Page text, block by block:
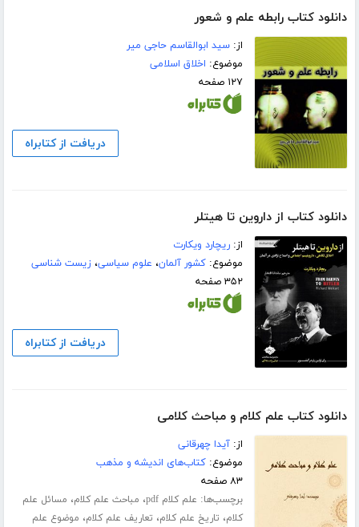
دانلود کتاب رابطه علم و شعور
از:سید ابوالقاسم حاجی میر
موضوع: اخلاق اسلامی
۱۲۷ صفحه
دریافت از کتابراه
دانلود کتاب از داروین تا هیتلر
از:ریچارد ویکارت
موضوع:کشور آلمان، علوم سیاسی،زیست شناسی
۳۵۲ صفحه
دریافت از کتابراه
دانلود کتاب علم کلام و مباحث کلامی
از:آیدا چهرقانی
موضوع:کتاب‌های اندیشه و مذهب
۸۳ صفحه
برچسب‌ها: علم کلام pdf ، مباحث علم کلام، مسائل علم
کلام، تاریخ علم کلام، تعاریف علم کلام، موضوع علم